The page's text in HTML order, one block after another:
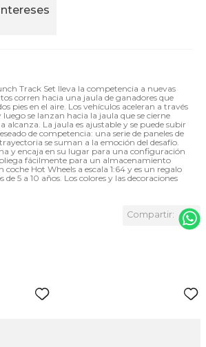
Track Set lleva la competencia a nuevas
corren hacia una jaula de ganadores que
pies en el aire. Los vehículos aceleran a través
se lanzan hacia la jaula que se cierne
La jaula es ajustable y se puede subir
de competencia: una serie de paneles de
se suman a la emoción del desafío.
y encaja en su lugar para una configuración
fácilmente para un almacenamiento
Hot Wheels a escala 1:64 y es un regalo
5 a 10 años. Los colores y las decoraciones